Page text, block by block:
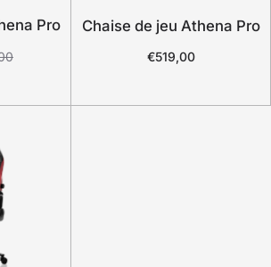
Pro Chaise de jeu Athena Pro
€519,00